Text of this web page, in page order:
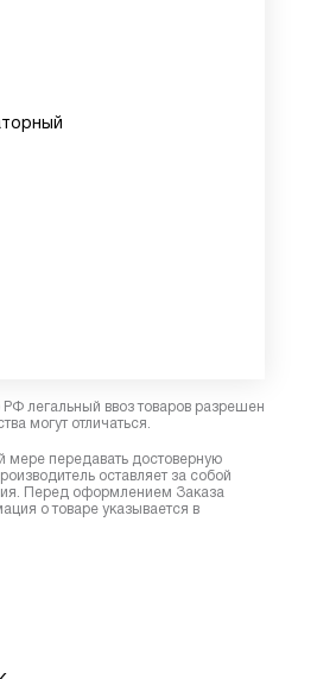
легальный ввоз товаров разрешен
могут отличаться.
мере передавать достоверную
оставляет за собой
Перед оформлением Заказа
о товаре указывается в